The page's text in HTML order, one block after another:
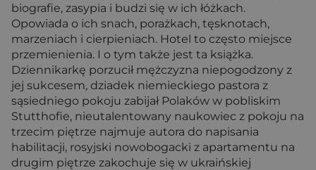
biografie, zasypia i budzi się w ich łóżkach.
Opowiada o ich snach, porażkach, tęsknotach,
marzeniach i cierpieniach. Hotel to często miejsce
przemienienia. I o tym także jest ta książka.
Dziennikarkę porzucił mężczyzna niepogodzony z
jej sukcesem, dziadek niemieckiego pastora z
sąsiedniego pokoju zabijał Polaków w pobliskim
Stutthofie, nieutalentowany naukowiec z pokoju na
trzecim piętrze najmuje autora do napisania
habilitacji, rosyjski nowobogacki z apartamentu na
drugim piętrze zakochuje się w ukraińskiej